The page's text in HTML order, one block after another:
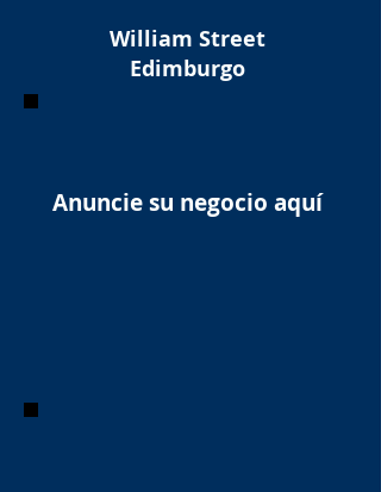
William Street
Edimburgo
Anuncie su negocio aquí